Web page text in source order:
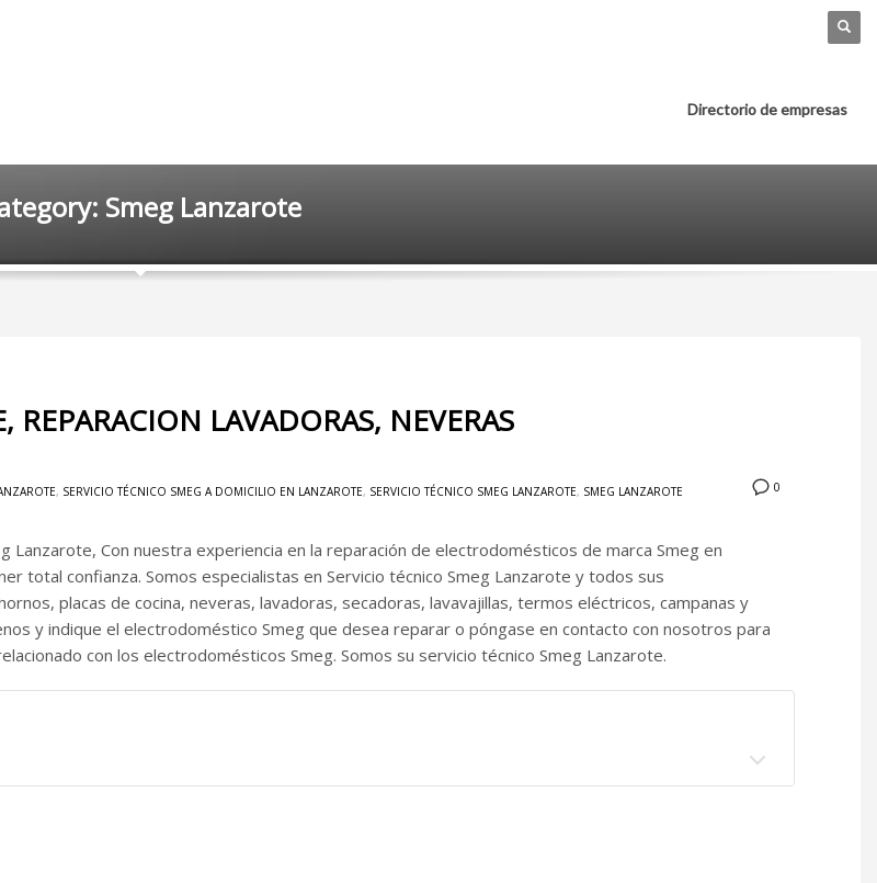
Directorio de empresas
Smeg Lanzarote
LAVADORAS, NEVERAS
0
, SERVICIO TÉCNICO SMEG A DOMICILIO EN LANZAROTE, SERVICIO TÉCNICO SMEG LANZAROTE, SMEG LANZAROTE
Lanzarote, Con nuestra experiencia en la reparación de electrodomésticos de marca Smeg en
total confianza. Somos especialistas en Servicio técnico Smeg Lanzarote y todos sus
placas de cocina, neveras, lavadoras, secadoras, lavavajillas, termos eléctricos, campanas y
y indique el electrodoméstico Smeg que desea reparar o póngase en contacto con nosotros para
con los electrodomésticos Smeg. Somos su servicio técnico Smeg Lanzarote.